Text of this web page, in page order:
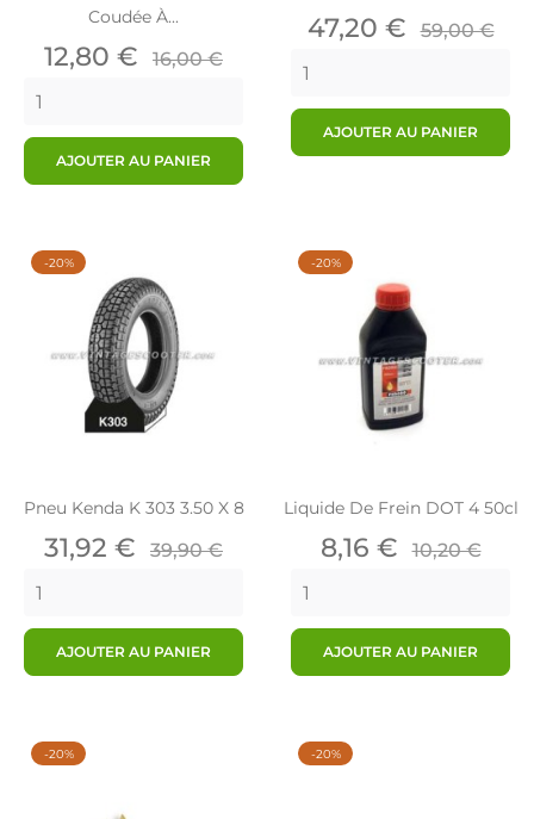
Coudée À...
Prix
12,80 € Prix
16,00 €
AJOUTER AU PANIER
Prix
47,20 € Prix
59,00 €
AJOUTER AU PANIER
Pneu Kenda K 303 3.50 X 8
Prix
31,92 € Prix
39,90 €
AJOUTER AU PANIER
-20%
Liquide De Frein DOT 4 50cl
Prix
8,16 € Prix
10,20 €
AJOUTER AU PANIER
-20%
-20% -20%